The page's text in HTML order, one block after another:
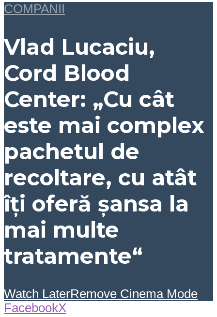
COMPANII
Vlad Lucaciu,
Cord Blood
Center: „Cu cât
este mai complex
pachetul de
recoltare, cu atât
îți oferă șansa la
mai multe
tratamente“
Watch LaterRemove Cinema Mode
FacebookX